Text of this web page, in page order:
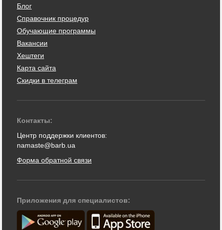
Блог
Справочник процедур
Обучающие программы
Вакансии
Хештеги
Карта сайта
Скидки в телеграм
Контакты:
Центр поддержки клиентов:
namaste@barb.ua
Форма обратной связи
Приложения для специалистов: